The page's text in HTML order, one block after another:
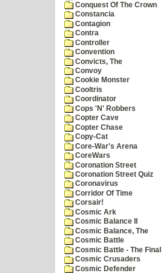
Conquest Of The Crown
Constancia
Contagion
Contra
Controller
Convention
Convicts, The
Convoy
Cookie Monster
Cooltris
Coordinator
Cops 'N' Robbers
Copter Cave
Copter Chase
Copy-Cat
Core-War's Arena
CoreWars
Coronation Street
Coronation Street Quiz
Coronavirus
Corridor Of Time
Corsair!
Cosmic Ark
Cosmic Balance II
Cosmic Balance, The
Cosmic Battle
Cosmic Battle - The
Cosmic Crusaders
Cosmic Defender